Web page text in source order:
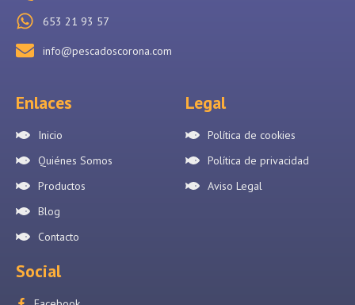
653 21 93 57
info@pescadoscorona.com
Enlaces
Inicio
Quiénes Somos
Productos
Blog
Contacto
Legal
Política de cookies
Política de privacidad
Aviso Legal
Social